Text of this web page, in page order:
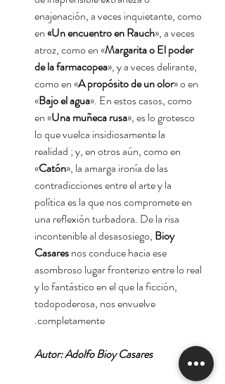
enajenación, a veces inquietante, como
en«Un encuentro en Rauch», a veces
atroz, como en «Margarita o El poder
de la farmacopea», y a veces delirante,
como en «A propósito de un olor» o en
«Bajo el agua». En estos casos, como
en «Una muñeca rusa», es lo grotesco
lo que vuelca insidiosamente la
realidad ; y, en otros aún, como en
«Catón», la amarga ironía de las
contradicciones entre el arte y la
política es la que nos compromete en
una reflexión turbadora. De la risa
incontenible al desasosiego, Bioy
Casaresnos conduce hacia ese
asombroso lugar fronterizo entre lo real
y lo fantástico en el que la ficción,
todopoderosa, nos envuelve
completamente.
Autor: Adolfo Bioy Casares